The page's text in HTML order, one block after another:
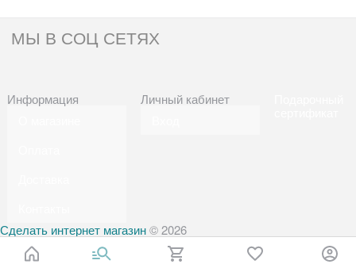
МЫ В СОЦ СЕТЯХ
Информация
Личный кабинет
Сделать интернет магазин© 2026